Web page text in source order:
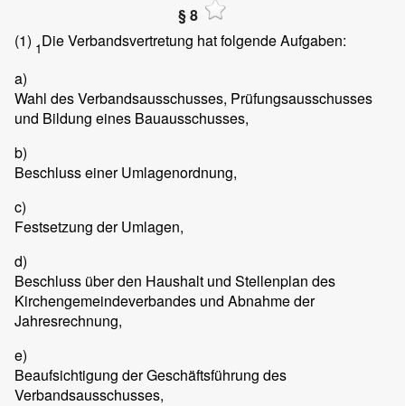
§ 8
(1) 1Die Verbandsvertretung hat folgende Aufgaben:
a)
Wahl des Verbandsausschusses, Prüfungsausschusses
und Bildung eines Bauausschusses,
b)
Beschluss einer Umlagenordnung,
c)
Festsetzung der Umlagen,
d)
Beschluss über den Haushalt und Stellenplan des
Kirchengemeindeverbandes und Abnahme der
Jahresrechnung,
e)
Beaufsichtigung der Geschäftsführung des
Verbandsausschusses,